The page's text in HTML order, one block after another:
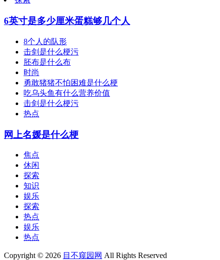
6英寸是多少厘米蛋糕够几个人
8个人的队形
击剑是什么梗污
胚布是什么布
时尚
勇敢猪猪不怕困难是什么梗
吃乌头鱼有什么营养价值
击剑是什么梗污
热点
网上名媛是什么梗
焦点
休闲
探索
知识
娱乐
探索
热点
娱乐
热点
Copyright © 2026 目不窥园网 All Rights Reserved